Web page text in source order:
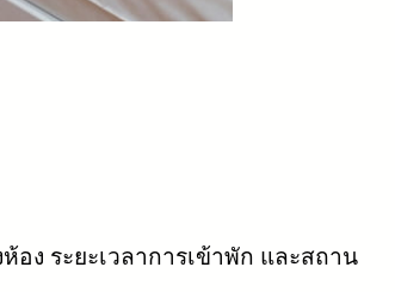
ง ระยะเวลาการเข้าพัก และสถาน